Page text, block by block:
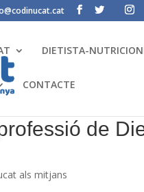
DIETISTA-
CONTACTE
de
als mitjans